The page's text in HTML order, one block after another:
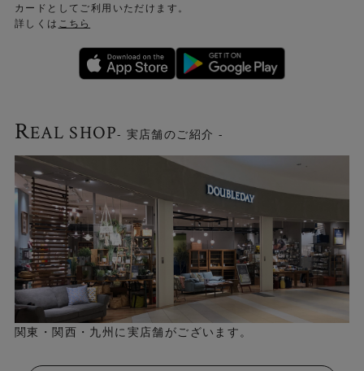
カードとしてご利用いただけます。
詳しくは こちら
REAL SHOP- 実店舗のご紹介 -
関東・関西・九州に実店舗がございます。